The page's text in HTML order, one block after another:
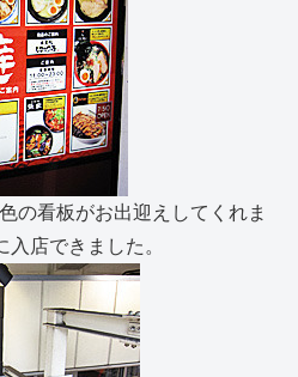
の看板がお出迎えしてくれま
店できました。